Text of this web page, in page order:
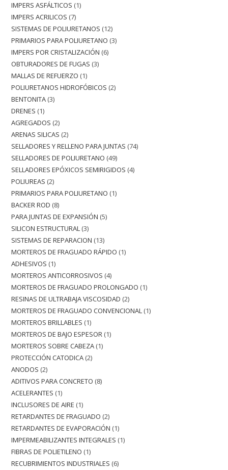
IMPERS ASFÁLTICOS 1
IMPERS ACRILICOS 7
SISTEMAS DE POLIURETANOS 12
PRIMARIOS PARA POLIURETANO 3
IMPERS POR CRISTALIZACIÓN 6
OBTURADORES DE FUGAS 3
MALLAS DE REFUERZO 1
POLIURETANOS HIDROFÓBICOS 2
BENTONITA 3
DRENES 1
AGREGADOS 2
ARENAS SILICAS 2
SELLADORES Y RELLENO PARA JUNTAS 74
SELLADORES DE POLIURETANO 49
SELLADORES EPÓXICOS SEMIRIGIDOS 4
POLIUREAS 2
PRIMARIOS PARA POLIURETANO 1
BACKER ROD 8
PARA JUNTAS DE EXPANSIÓN 5
SILICON ESTRUCTURAL 3
SISTEMAS DE REPARACION 13
MORTEROS DE FRAGUADO RÁPIDO 1
ADHESIVOS 1
MORTEROS ANTICORROSIVOS 4
MORTEROS DE FRAGUADO PROLONGADO 1
RESINAS DE ULTRABAJA VISCOSIDAD 2
MORTEROS DE FRAGUADO CONVENCIONAL 1
MORTEROS BRILLABLES 1
MORTEROS DE BAJO ESPESOR 1
MORTEROS SOBRE CABEZA 1
PROTECCIÓN CATODICA 2
ANODOS 2
ADITIVOS PARA CONCRETO 8
ACELERANTES 1
INCLUSORES DE AIRE 1
RETARDANTES DE FRAGUADO 2
RETARDANTES DE EVAPORACIÓN 1
IMPERMEABILIZANTES INTEGRALES 1
FIBRAS DE POLIETILENO 1
RECUBRIMIENTOS INDUSTRIALES 6